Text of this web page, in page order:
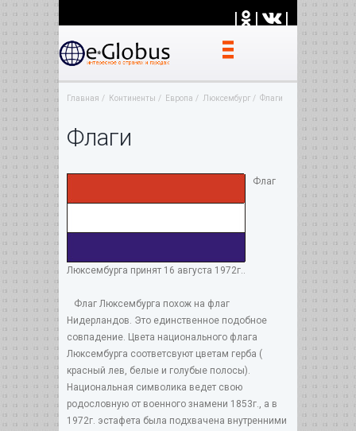
| | |
Главная Континенты Европа Люксембург Флаги
Флаги
Флаг
Люксембурга принят 16 августа 1972г..
Флаг Люксембурга похож на флаг
Нидерландов. Это единственное подобное
совпадение. Цвета национального флага
Люксембурга соответсвуют цветам герба (
красный лев, белые и голубые полосы).
Национальная символика ведет свою
родословную от военного знамени 1853г., а в
1972г. эстафета была подхвачена внутренними